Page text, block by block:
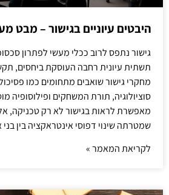
היבטים עיוניים בגישור – מבט
גישור נתפס לרוב ככלי מעשי לפתרון
תשתית עיונית רחבה העוסקת ביחסים,
מחקרי גישור שואבים מתחומים כמו
סוציולוגיה, תורת המשחקים ופילוסופיה
מאפשרת לראות בגישור לא רק טכניקה,
שמטרתה שינוי דפוסי אינטראקציה בין
לקריאת המאמר »